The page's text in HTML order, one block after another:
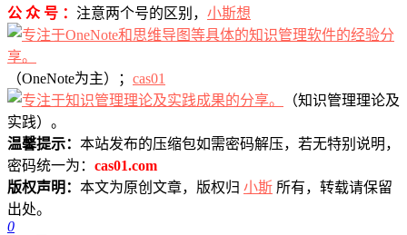
公 众 号 ： 注意两个号的区别， 小斯想
（OneNote为主）； cas01
（知识管理理论及
实践）。
温馨提示： 本站发布的压缩包如需密码解压，若无特别说明，
密码统一为： cas01.com
版权声明： 本文为原创文章，版权归 小斯 所有，转载请保留
出处。
0